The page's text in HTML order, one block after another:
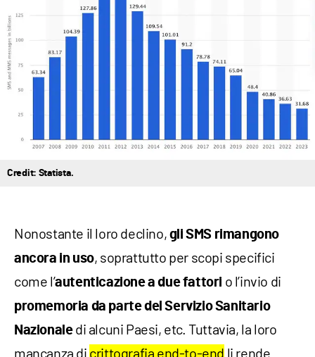
Credit: Statista.
Nonostante il loro declino, gli SMS rimangono
ancora in uso, soprattutto per scopi specifici
come l’autenticazione a due fattori o l’invio di
promemoria da parte del Servizio Sanitario
Nazionale di alcuni Paesi, etc. Tuttavia, la loro
mancanza di crittografia end-to-end li rende